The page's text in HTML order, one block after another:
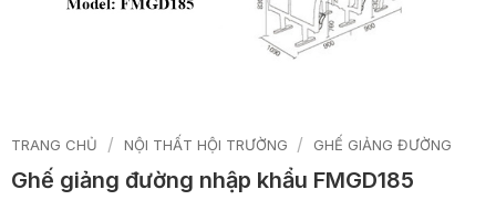
TRANG CHỦ / NỘI THẤT HỘI TRƯỜNG / GHẾ GIẢNG ĐƯỜNG
Ghế giảng đường nhập khẩu FMGD185